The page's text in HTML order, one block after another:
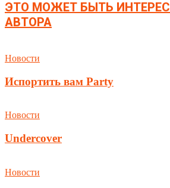
ЭТО МОЖЕТ БЫТЬ
АВТОРА
Новости
Испортить вам Party
Новости
Undercover
Новости